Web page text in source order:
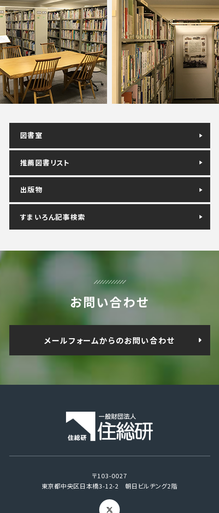
図書室
推薦図書リスト
出版物
すまいろん記事検索
お問い合わせ
メールフォームからのお問い合わせ
〒103-0027
東京都中央区日本橋3-12-2 朝日ビルヂング2階